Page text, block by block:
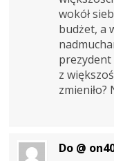
wokół
budżet, a
prezydent
z
zmieniło?
Do @